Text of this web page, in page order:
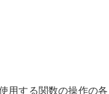
用する関数の操作の各